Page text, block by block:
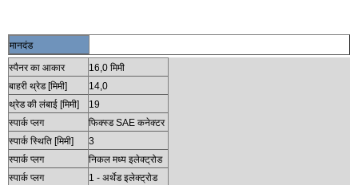
मानदंड
स्पैनर का आकार
16,0 मिमी
बाहरी थ्रेड [मिमी]
14,0
थ्रेड की लंबाई [मिमी]
19
स्पार्क प्लग
फिक्स्ड SAE कनेक्टर
स्पार्क स्थिति [मिमी]
3
स्पार्क प्लग
निकल मध्य इलेक्ट्रोड
स्पार्क प्लग
1 - अर्थेड इलेक्ट्रोड